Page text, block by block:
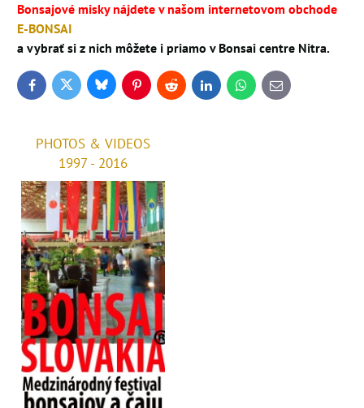
Bonsajové misky nájdete v našom internetovom obchode
E-BONSAI
a vybrať si z nich môžete i priamo v Bonsai centre Nitra.
FacebookTwitter BlueskyPinterestReddit LinkedInWhatsApp
E-
mail
PHOTOS & VIDEOS
1997 - 2016